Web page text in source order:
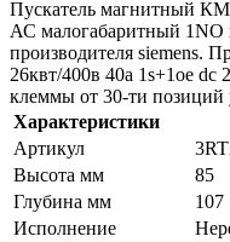
Пускатель магнитный
АС малогабаритный
производителя siemens.
26квт/400в 40a 1s+1oe dc
клеммы от 30-ти позиций
Характеристики
Артикул
Высота мм
85
Глубина мм
107
Исполнение